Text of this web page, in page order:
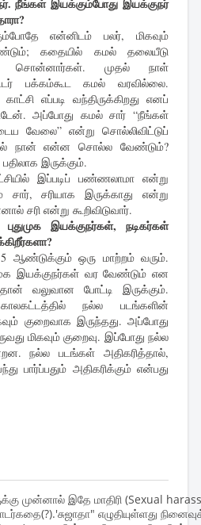
நீங்கள் இயக்கும்போது இயக்குநர்
என்னிடம் பலர், மிகவும்
கதையில் கமல் தலையீடு
சொன்னார்கள். முதல் நாள்
பக்கம்கூட கமல் வரவில்லை.
எப்படி வந்திருக்கிறது எனப்
அப்போது கமல் சார் “நீங்கள்
வேலை” என்று சொல்லிவிட்டுப்
நான் என்ன சொல்ல வேண்டும்?
இருக்கும்.
இப்படிப் பண்ணலாமா என்று
சரியாக இருக்காது என்று
என்று கூறிவிடுவார்.
இயக்குநர்கள், நடிகர்கள்
ஆண்டுக்கும் ஒரு மாற்றம் வரும்.
இயக்குநர்கள் வர வேண்டும் என
வலுவான போட்டி இருக்கும்.
நல்ல படங்களின்
குறைவாக இருந்தது. அப்போது
மிகவும் குறைவு. இப்போது நல்ல
நல்ல படங்கள் அதிகரித்தால்,
பார்ப்பதும் அதிகரிக்கும் என்பது
முன்னால் இதே மாதிரி (Sexual
எழுதியுள்ளது